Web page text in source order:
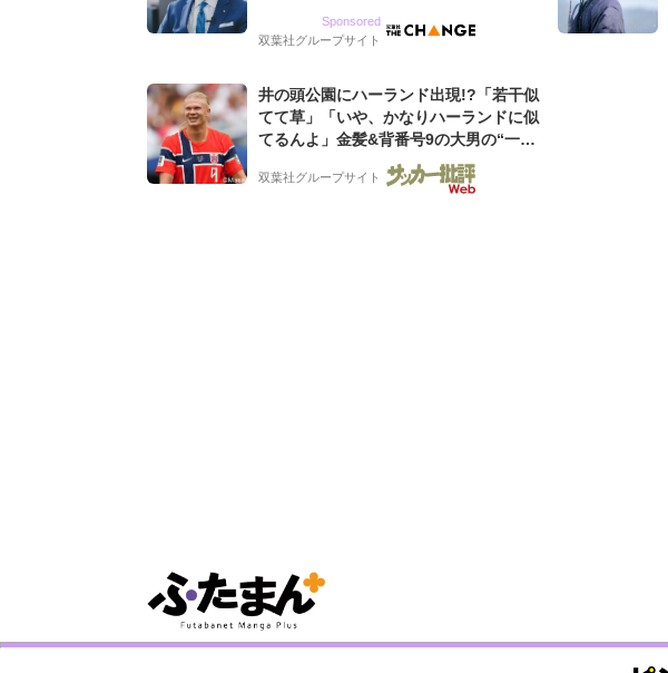
グ会社のアイデンティティ
Sponsored
双葉社グループサイト
井の頭公園にハーランド出現!?「若干似
てて草」「いや、かなりハーランドに似
てるんよ」金髪&背番号9の大男の“一人
バイキング・ロー”映像が話題!「元気を
もらった」
双葉社グループサイト